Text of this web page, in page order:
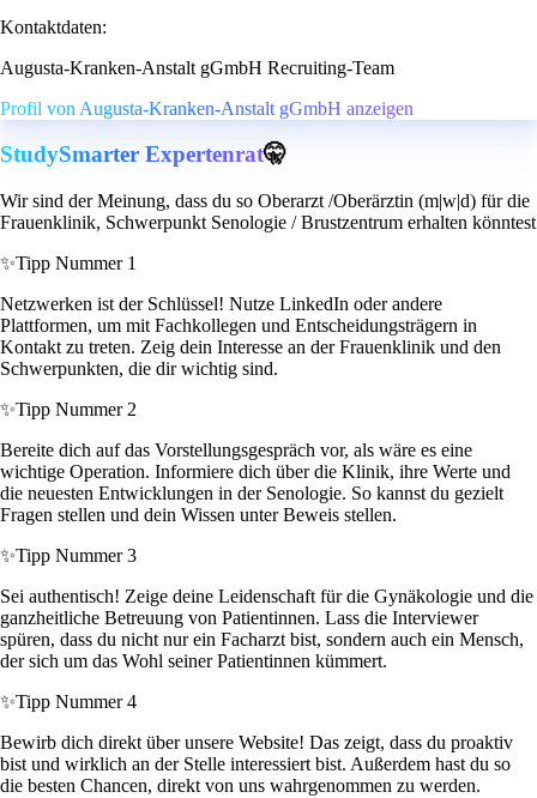
Kontaktdaten:
Augusta-Kranken-Anstalt gGmbH Recruiting-Team
Profil von Augusta-Kranken-Anstalt gGmbH anzeigen
StudySmarter Expertenrat🤫
Wir sind der Meinung, dass du so Oberarzt /Oberärztin (m|w|d) für die
Frauenklinik, Schwerpunkt Senologie / Brustzentrum erhalten könntest
✨Tipp Nummer 1
Netzwerken ist der Schlüssel! Nutze LinkedIn oder andere
Plattformen, um mit Fachkollegen und Entscheidungsträgern in
Kontakt zu treten. Zeig dein Interesse an der Frauenklinik und den
Schwerpunkten, die dir wichtig sind.
✨Tipp Nummer 2
Bereite dich auf das Vorstellungsgespräch vor, als wäre es eine
wichtige Operation. Informiere dich über die Klinik, ihre Werte und
die neuesten Entwicklungen in der Senologie. So kannst du gezielt
Fragen stellen und dein Wissen unter Beweis stellen.
✨Tipp Nummer 3
Sei authentisch! Zeige deine Leidenschaft für die Gynäkologie und die
ganzheitliche Betreuung von Patientinnen. Lass die Interviewer
spüren, dass du nicht nur ein Facharzt bist, sondern auch ein Mensch,
der sich um das Wohl seiner Patientinnen kümmert.
✨Tipp Nummer 4
Bewirb dich direkt über unsere Website! Das zeigt, dass du proaktiv
bist und wirklich an der Stelle interessiert bist. Außerdem hast du so
die besten Chancen, direkt von uns wahrgenommen zu werden.